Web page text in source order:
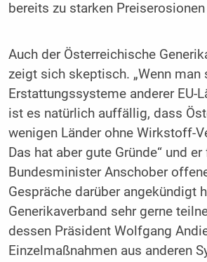
bereits zu starken
Auch der Österreichische
zeigt sich skeptisch. „Wenn man
Erstattungssysteme anderer EU-
ist es natürlich auffällig, dass
wenigen Länder ohne Wirkstoff-
Das hat aber gute Gründe“ und
Bundesminister Anschober
Gespräche darüber angekündigt
Generikaverband sehr gerne
dessen Präsident Wolfgang
Einzelmaßnahmen aus anderen